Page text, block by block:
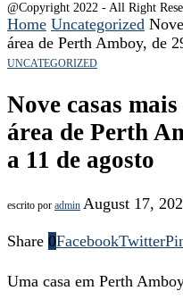
@Copyright 2022 - All Right
Home Uncategorized
área de Perth Amboy, de
UNCATEGORIZED
Nove casas
área de Perth
a 11 de agosto
escrito por admin August 17,
Share 0FacebookTwitter
Uma casa em Perth